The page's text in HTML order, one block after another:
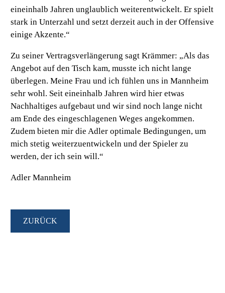
eineinhalb Jahren unglaublich weiterentwickelt. Er spielt
stark in Unterzahl und setzt derzeit auch in der Offensive
einige Akzente.“
Zu seiner Vertragsverlängerung sagt Krämmer: „Als das
Angebot auf den Tisch kam, musste ich nicht lange
überlegen. Meine Frau und ich fühlen uns in Mannheim
sehr wohl. Seit eineinhalb Jahren wird hier etwas
Nachhaltiges aufgebaut und wir sind noch lange nicht
am Ende des eingeschlagenen Weges angekommen.
Zudem bieten mir die Adler optimale Bedingungen, um
mich stetig weiterzuentwickeln und der Spieler zu
werden, der ich sein will.“
Adler Mannheim
ZURÜCK